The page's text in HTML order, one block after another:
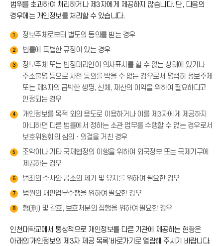
범위를 초과하여 처리하거나 제3자에게 제공하지 않습니다. 단, 다음의
경우에는 개인정보를 처리할 수 있습니다.
1 정보주체로부터 별도의 동의를 받는 경우
2 법률에 특별한 규정이 있는 경우
3
정보주체 또는 법정대리인이 의사표시를 할 수 없는 상태에 있거나
주소불명 등으로 사전 동의를 박을 수 없는 경우로서 명백히 정보주체
또는 제3자의 급박한 생명, 신체, 재산의 이익을 위하여 필요하다고
인정되는 경우
4
개인정보를 목적 외의 용도로 이용하거나 이를 제3자에게 제공하지
아니하면 다른 법률에서 정하는 소관 업무를 수행할 수 없는 경우로서
보호위원회의 심의ㆍ의결을 거친 경우
5
조약이나 기타 국제협정의 이행을 위하여 외국정부 또는 국제기구에
제공하는 경우
6 범죄의 수사와 공소의 제기 및 유지를 위하여 필요한 경우
7 법원의 재판업무수행을 위하여 필요한 경우
8 형(刑) 및 감호, 보호처분의 집행을 위하여 필요한 경우
인천대학교에서 통상적으로 개인정보를 다른 기관에 제공하는 현황은
아래의‘개인정보의 제3자 제공 목록’바로가기로 열람해 주시기 바랍니다.